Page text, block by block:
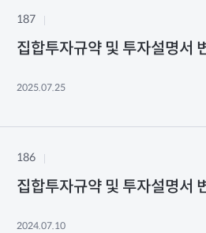
187
집합투자규약 및 투자설명서
2025.07.25
186
집합투자규약 및 투자설명서
2024.07.10